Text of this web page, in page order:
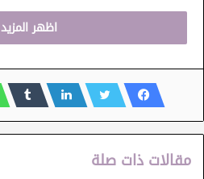
اظهر المزيد
مقالات ذات صلة